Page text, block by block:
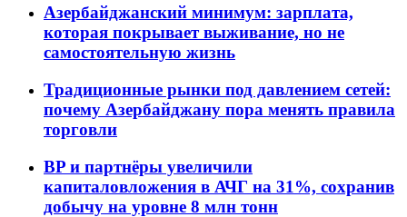
Азербайджанский минимум: зарплата,
которая покрывает выживание, но не
самостоятельную жизнь
Традиционные рынки под давлением сетей:
почему Азербайджану пора менять правила
торговли
BP и партнёры увеличили
капиталовложения в АЧГ на 31%, сохранив
добычу на уровне 8 млн тонн